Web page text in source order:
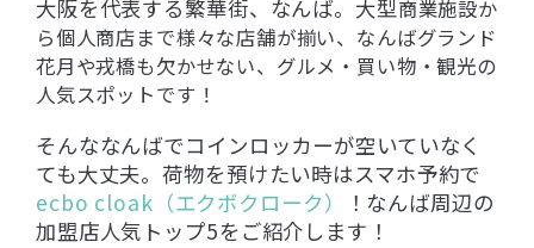
大阪を代表する繁華街、なんば。大型商業施設か
ら個人商店まで様々な店舗が揃い、なんばグランド
花月や戎橋も欠かせない、 グルメ・買い物・観光の
人気スポットです！
そんななんばでコインロッカーが空いていなく
ても大丈夫。荷物を預けたい時はスマホ予約で
ecbo cloak（エクボクローク）
！なんば周辺の
加盟店人気トップ5をご紹介します！